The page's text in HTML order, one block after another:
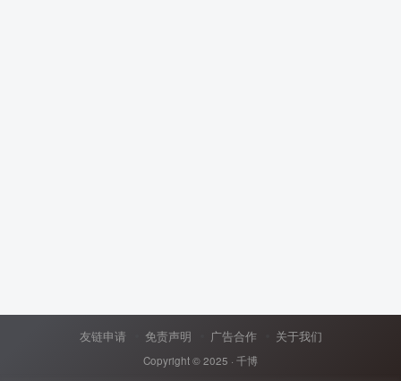
友链申请 免责声明 广告合作 关于我们
Copyright © 2025 · 千博